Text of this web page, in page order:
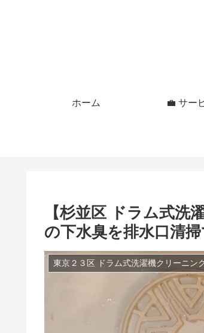
ホーム 💼 サー
【杉並区 ドラム式洗
の下水臭を排水口清
東京２３区 ドラム式洗濯機クリーニン